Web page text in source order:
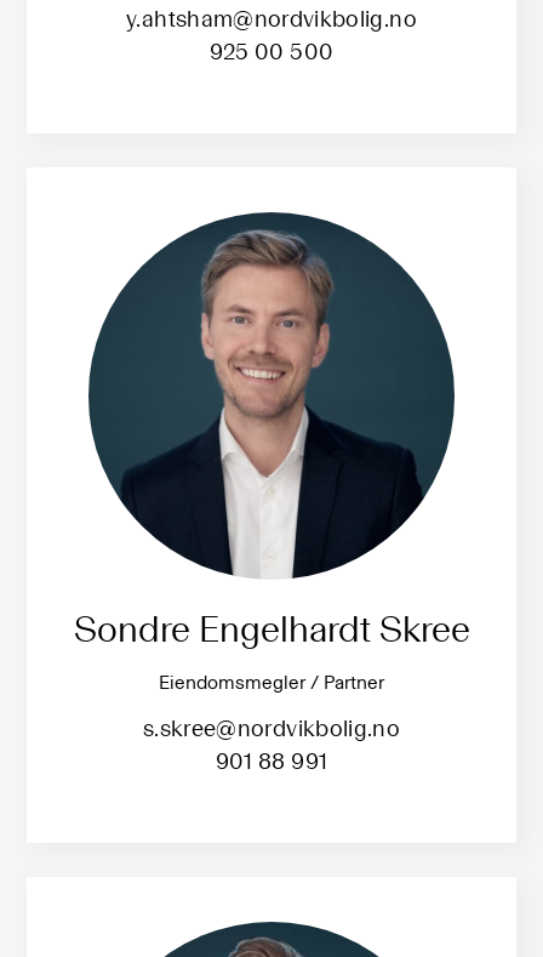
y.ahtsham@nordvikbolig.no
925 00 500
Sondre Engelhardt Skree
Eiendomsmegler / Partner
s.skree@nordvikbolig.no
901 88 991